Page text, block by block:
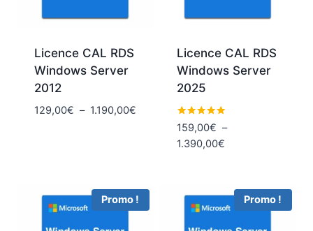
Licence CAL RDS
Windows Server
2012
129,00€ – 1.190,00€Plage
1.190,00€
Licence CAL RDS
Windows Server
2025
Note
5.00
sur 5
159,00€ –
1.390,00€Plage
159,00€
à
1.390,00€
Promo ! Promo !